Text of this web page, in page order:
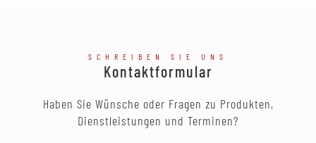
SCHREIBEN SIE UNS
Kontaktformular
Haben Sie Wünsche oder Fragen zu Produkten,
Dienstleistungen und Terminen?